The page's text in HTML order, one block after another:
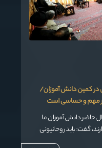
در کمین دانش آموزان/
مهم و حساسی است
حاضر دانش آموزان ما
گفت: باید روحانیونی
که حداقل سطح را خوب